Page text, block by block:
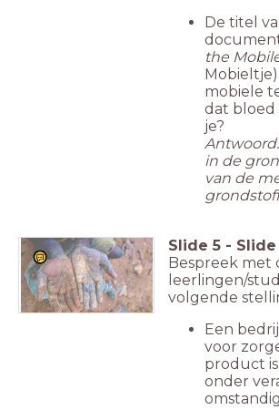
De titel
the
mobiele
dat bloed
je?
in de
van de
Slide 5 - Slide
Bespreek met
leerlingen/
volgende
Een
voor
product
onder